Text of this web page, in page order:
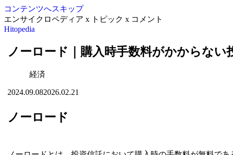
コンテンツへスキップ
エンサイクロペディア x トピック x コメント
Hitopedia
ノーロード｜購入時手数料がかからない
経済
2024.09.082026.02.21
ノーロード